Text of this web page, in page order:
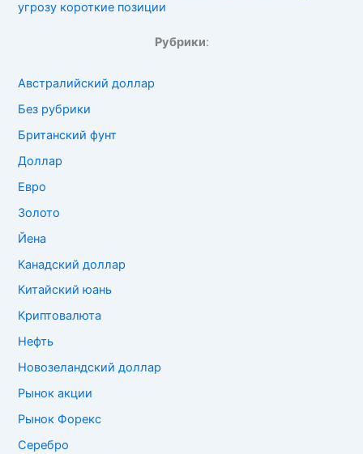
угрозу короткие позиции
Рубрики:
Австралийский доллар
Без рубрики
Британский фунт
Доллар
Евро
Золото
Йена
Канадский доллар
Китайский юань
Криптовалюта
Нефть
Новозеландский доллар
Рынок акции
Рынок Форекс
Серебро